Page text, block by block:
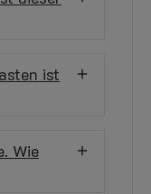
ist
Wie